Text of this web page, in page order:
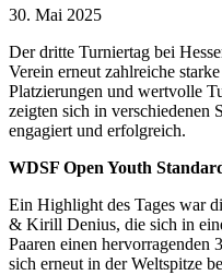
30. Mai 2025
Der dritte Turniertag bei
Verein erneut zahlreiche
Platzierungen und wertvolle
zeigten sich in verschiedenen
engagiert und erfolgreich.
WDSF Open Youth
Ein Highlight des Tages war
& Kirill Denius, die sich in
Paaren einen hervorragenden
sich erneut in der Weltspitze